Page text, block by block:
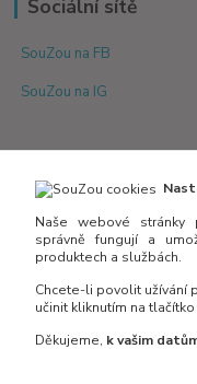
Sociální sítě
SouZou na FB
SouZou na IG
Není skladem?
Zeptejte se:
Naše webové stránky
správně fungují a
produktech a službách.
Chcete-li povolit užívání
učinit kliknutím na
Děkujeme, k vašim